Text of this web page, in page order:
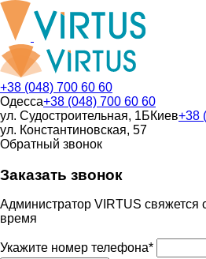
+38 (048) 700 60 60
Одесса+38 (048) 700 60 60
ул. Судостроительная, 1БКиев+38
ул. Константиновская, 57
Обратный звонок
Заказать звонок
Администратор VIRTUS
время
Укажите номер телефона*